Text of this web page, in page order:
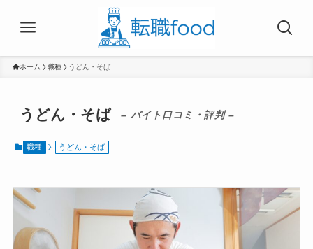
ホーム 職種 うどん・そば
うどん・そば – バイト口コミ・評判 –
職種 うどん・そば